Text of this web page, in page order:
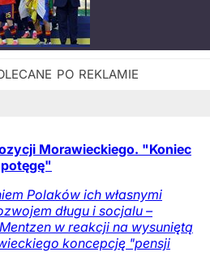
Morawieckiego. "Koniec
potęgę"
Polaków ich własnymi
długu i socjalu –
w reakcji na wysuniętą
koncepcję "pensji